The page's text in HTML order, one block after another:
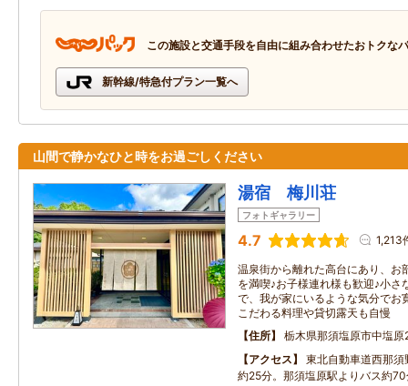
この施設と交通手段を自由に組み合わせたおトクな
新幹線/特急付プラン一覧へ
山間で静かなひと時をお過ごしください
湯宿 梅川荘
フォトギャラリー
4.7 1,213
温泉街から離れた高台にあり、お
を満喫♪お子様連れ様も歓迎♪小さ
で、我が家にいるような気分でお
こだわる料理や貸切露天も自慢
住所
栃木県那須塩原市中塩
アクセス
東北自動車道西那
約25分。那須塩原駅よりバス約